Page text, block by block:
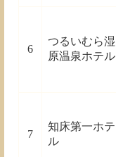
6
つるいむら湿
原温泉ホテル
7
知床第一ホテ
ル